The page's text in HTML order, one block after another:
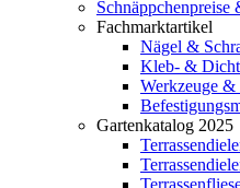
Schnäppchenpreise
Fachmarktartikel
Nägel &
Kleb- &
Werkzeuge &
Gartenkatalog 2025